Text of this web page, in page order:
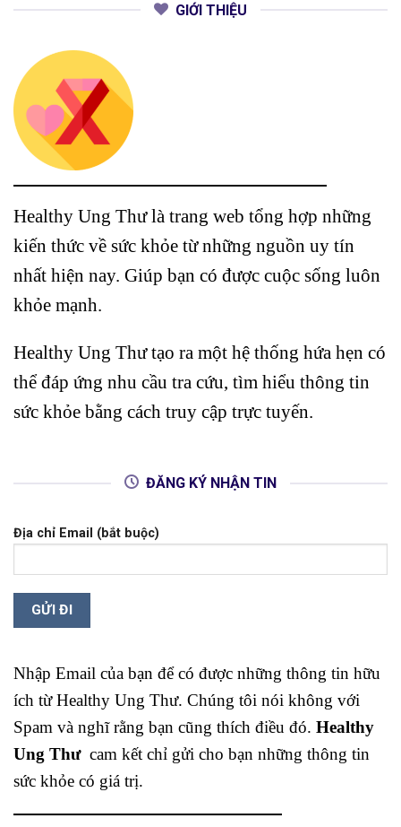
GIỚI THIỆU
Healthy Ung Thư là trang web tổng hợp những
kiến thức về sức khỏe từ những nguồn uy tín
nhất hiện nay. Giúp bạn có được cuộc sống luôn
khỏe mạnh.
Healthy Ung Thư tạo ra một hệ thống hứa hẹn có
thể đáp ứng nhu cầu tra cứu, tìm hiểu thông tin
sức khỏe bằng cách truy cập trực tuyến.
ĐĂNG KÝ NHẬN TIN
Địa chỉ Email (bắt buộc)
Nhập Email của bạn để có được những thông tin hữu
ích từ Healthy Ung Thư. Chúng tôi nói không với
Spam và nghĩ rằng bạn cũng thích điều đó. Healthy
Ung Thư cam kết chỉ gửi cho bạn những thông tin
sức khỏe có giá trị.